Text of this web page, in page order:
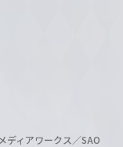
ィアワークス／SAO